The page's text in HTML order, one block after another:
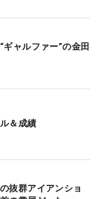
ギャルファー”の金田
＆成績
抜群アイアンショ